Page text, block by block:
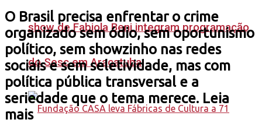
show de Fabiola Beni integram programação
do Sesc em Araçatuba
O Brasil precisa enfrentar o crime
organizado sem ódio, sem oportunismo
político, sem showzinho nas redes
sociais e sem seletividade, mas com
política pública transversal e a
seriedade que o tema merece. Leia
mais